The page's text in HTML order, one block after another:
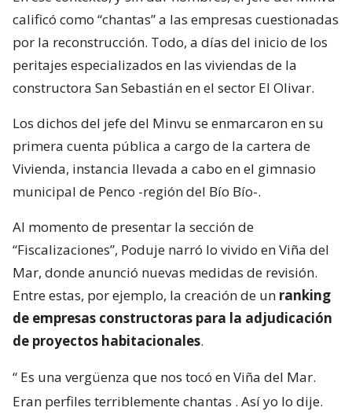
calificó como “chantas” a las empresas cuestionadas
por la reconstrucción. Todo, a días del inicio de los
peritajes especializados en las viviendas de la
constructora San Sebastián en el sector El Olivar.
Los dichos del jefe del Minvu se enmarcaron en su
primera cuenta pública a cargo de la cartera de
Vivienda, instancia llevada a cabo en el gimnasio
municipal de Penco -región del Bío Bío-.
Al momento de presentar la sección de
“Fiscalizaciones”, Poduje narró lo vivido en Viña del
Mar, donde anunció nuevas medidas de revisión.
Entre estas, por ejemplo, la creación de un ranking
de empresas constructoras para la adjudicación
de proyectos habitacionales.
“ Es una vergüenza que nos tocó en Viña del Mar.
Eran perfiles terriblemente chantas . Así yo lo dije.